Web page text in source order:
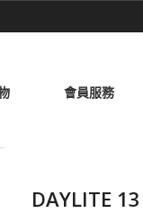
會員服務
DAYLITE